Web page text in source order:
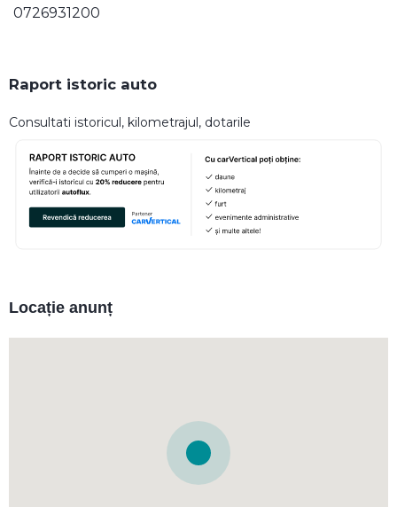
0726931200
Raport istoric auto
Consultati istoricul, kilometrajul, dotarile
Locație anunț